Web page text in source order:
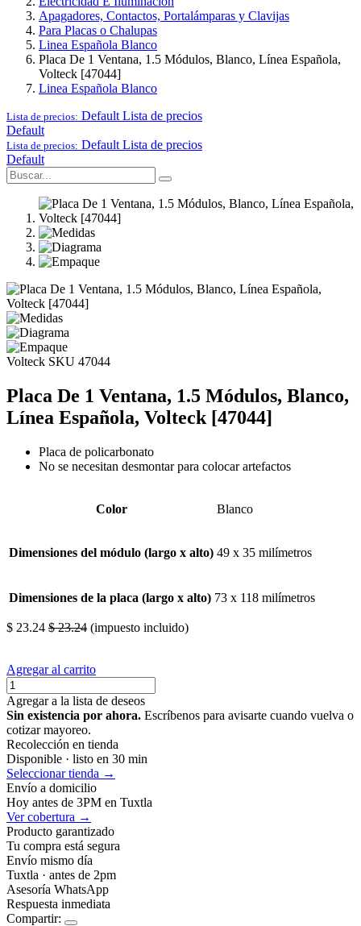
Apagadores, Contactos, Portalámparas y Clavijas
Para Placas o Chalupas
Linea Española Blanco
Placa De 1 Ventana, 1.5 Módulos, Blanco, Línea Española,
Volteck [47044]
Linea Española Blanco
Lista de precios: Default Lista de precios
Default
Lista de precios: Default Lista de precios
Default
Volteck SKU 47044
Placa De 1 Ventana, 1.5 Módulos, Blanco,
Línea Española, Volteck [47044]
Placa de policarbonato
No se necesitan desmontar para colocar artefactos
Color Blanco
Dimensiones del módulo (largo x alto) 49 x 35 milímetros
Dimensiones de la placa (largo x alto) 73 x 118 milímetros
$ 23.24 $23.24 (impuesto incluido)
Agregar al carrito
Agregar a la lista de deseos
Sin existencia por ahora. Escríbenos para avisarte cuando vuelva o
cotizar mayoreo.
Recolección en tienda
Disponible · listo en 30 min
Seleccionar tienda →
Envío a domicilio
Hoy antes de 3PM en Tuxtla
Ver cobertura →
Producto garantizado
Tu compra está segura
Envío mismo día
Tuxtla · antes de 2pm
Asesoría WhatsApp
Respuesta inmediata
Compartir: